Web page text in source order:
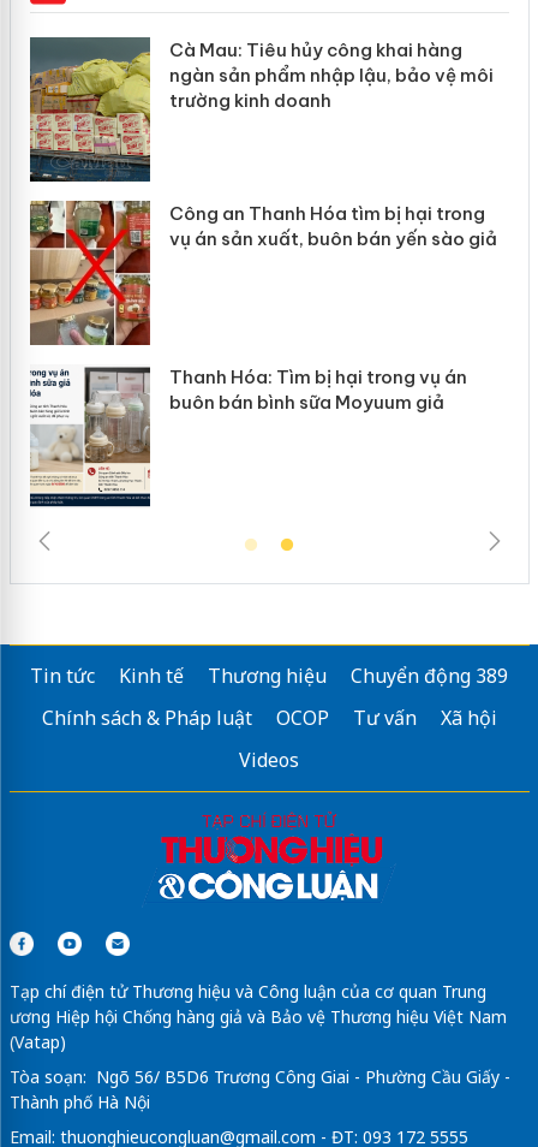
Cà Mau: Tiêu hủy công khai hàng
ngàn sản phẩm nhập lậu, bảo vệ môi
trường kinh doanh
Công an Thanh Hóa tìm bị hại trong
vụ án sản xuất, buôn bán yến sào giả
Thanh Hóa: Tìm bị hại trong vụ án
buôn bán bình sữa Moyuum giả
Tin tức Kinh tế Thương hiệu
Chuyển động 389
Chính sách & Pháp luật
OCOP Tư vấn
Xã hội
Videos
Tạp chí điện tử Thương hiệu và Công luận của cơ quan Trung
ương Hiệp hội Chống hàng giả và Bảo vệ Thương hiệu Việt Nam
(Vatap)
Tòa soạn: Ngõ 56/ B5D6 Trương Công Giai - Phường Cầu Giấy -
Thành phố Hà Nội
Email: thuonghieucongluan@gmail.com - ĐT: 093 172 5555